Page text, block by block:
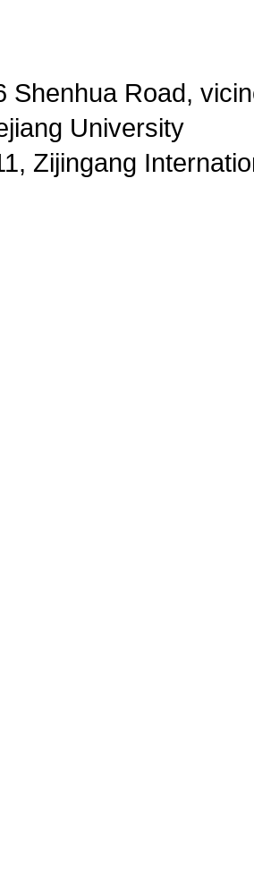
Shenhua Road,
University
Zijingang